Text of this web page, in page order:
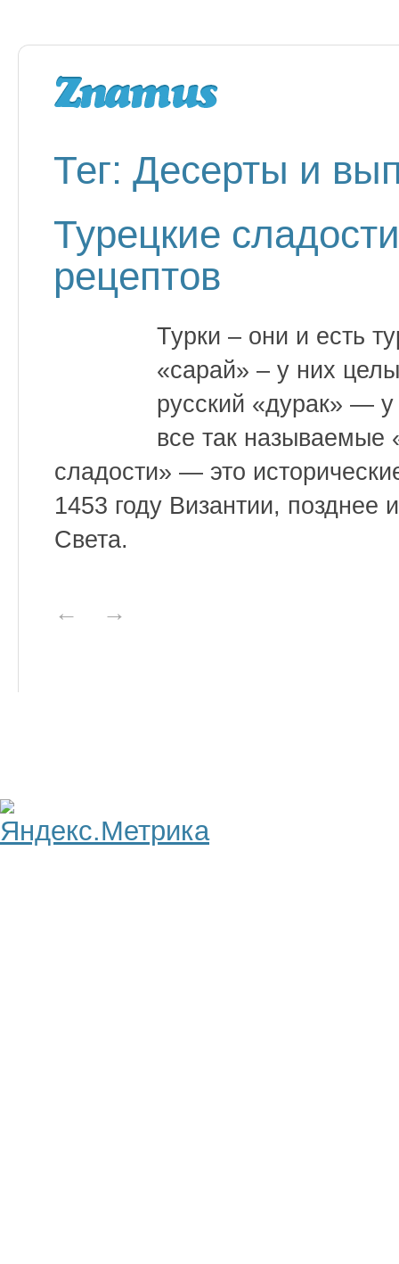
Тег: Десерты и
Турецкие
рецептов
Турки – они и есть
«сарай» – у них
русский «дурак» — у
все так называемые
сладости» — это
1453 году Византии,
Света.
← →